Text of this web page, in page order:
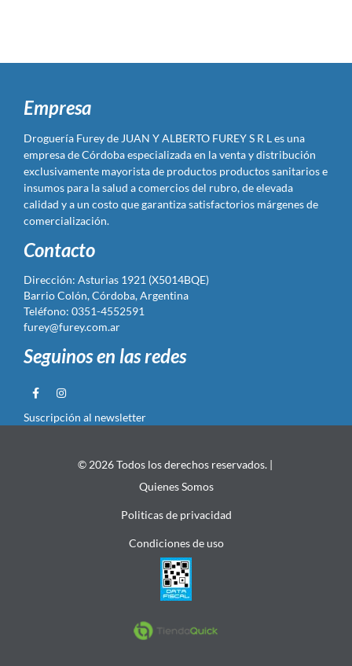
Empresa
Droguería Furey de JUAN Y ALBERTO FUREY S R L es una
empresa de Córdoba especializada en la venta y distribución
exclusivamente mayorista de productos productos sanitarios e
insumos para la salud a comercios del rubro, de elevada
calidad y a un costo que garantiza satisfactorios márgenes de
comercialización.
Contacto
Dirección: Asturias 1921 (X5014BQE)
Barrio Colón, Córdoba, Argentina
Teléfono: 0351-4552591
furey@furey.com.ar
Seguinos en las redes
Suscripción al newsletter
© 2026 Todos los derechos reservados. |
Quienes Somos
Politicas de privacidad
Condiciones de uso